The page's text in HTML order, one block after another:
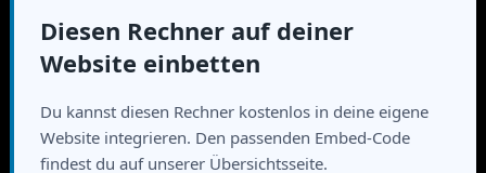
Diesen Rechner auf deiner
Website einbetten
Du kannst diesen Rechner kostenlos in deine eigene
Website integrieren. Den passenden Embed-Code
findest du auf unserer Übersichtsseite.